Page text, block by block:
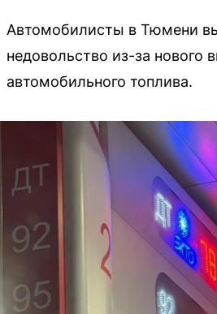
Автомобилисты в Тюмени
недовольство из-за нового
автомобильного топлива.